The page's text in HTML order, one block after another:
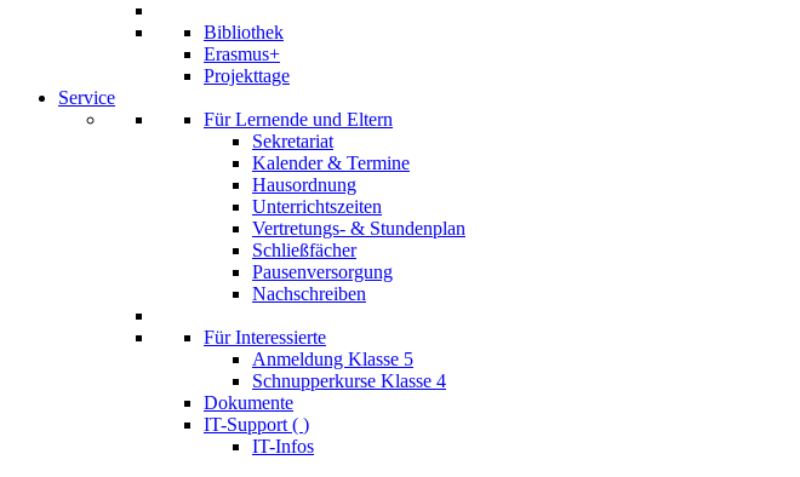
Bibliothek
Erasmus+
Projekttage
Service
Für Lernende und Eltern
Sekretariat
Kalender & Termine
Hausordnung
Unterrichtszeiten
Vertretungs- & Stundenplan
Schließfächer
Pausenversorgung
Nachschreiben
Für Interessierte
Anmeldung Klasse 5
Schnupperkurse Klasse 4
Dokumente
IT-Support ( )
IT-Infos